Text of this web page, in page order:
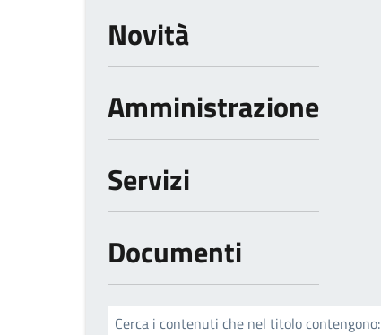
Novità
Amministrazione
Servizi
Documenti
Cerca i contenuti che nel titolo contengono: